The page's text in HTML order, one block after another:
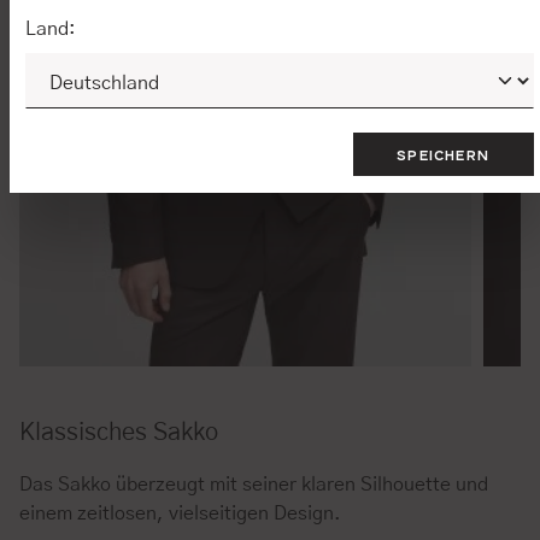
Klassisches Sakko
Das Sakko überzeugt mit seiner klaren Silhouette und
einem zeitlosen, vielseitigen Design.
Land:
SPEICHERN